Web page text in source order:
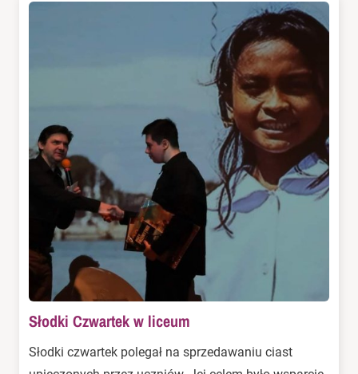
Słodki Czwartek w liceum
Słodki czwartek polegał na sprzedawaniu ciast